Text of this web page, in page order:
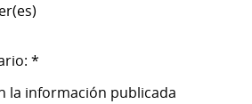
*
la información publicada